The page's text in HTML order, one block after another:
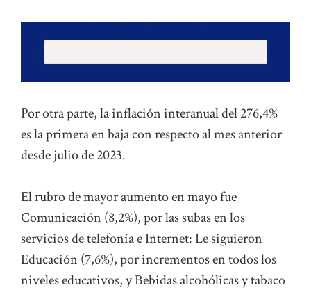
Por otra parte, la inflación interanual del 276,4%
es la primera en baja con respecto al mes anterior
desde julio de 2023.
El rubro de mayor aumento en mayo fue
Comunicación (8,2%), por las subas en los
servicios de telefonía e Internet: Le siguieron
Educación (7,6%), por incrementos en todos los
niveles educativos, y Bebidas alcohólicas y tabaco